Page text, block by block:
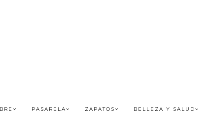
PASARELA ZAPATOS BELLEZA Y SALUD